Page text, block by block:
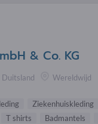
& Co. KG
Duitsland Wereldwijd
Ziekenhuiskleding
T shirts Badmantels